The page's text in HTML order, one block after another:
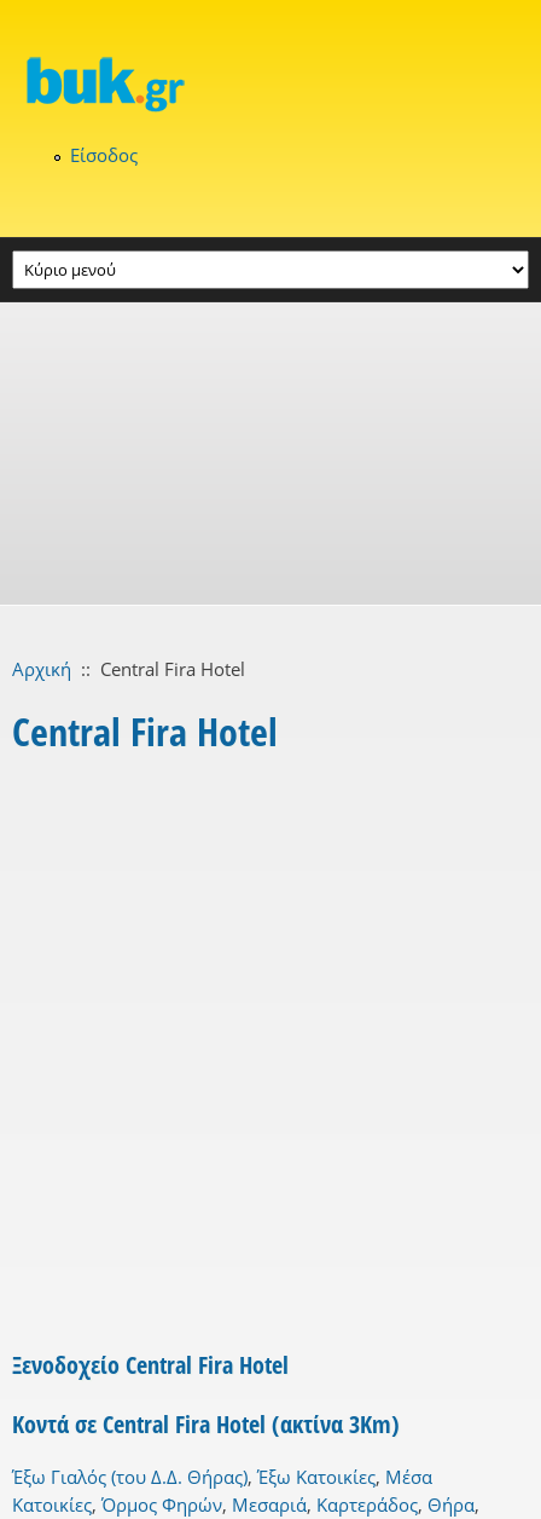
Είσοδος
Αρχική :: Central Fira Hotel
Central Fira Hotel
Ξενοδοχείο Central Fira Hotel
Κοντά σε Central Fira Hotel (ακτίνα 3Km)
Έξω Γιαλός (του Δ.Δ. Θήρας),Έξω Κατοικίες, Μέσα
Κατοικίες,Όρμος Φηρών, Μεσαριά, Καρτεράδος, Θήρα,